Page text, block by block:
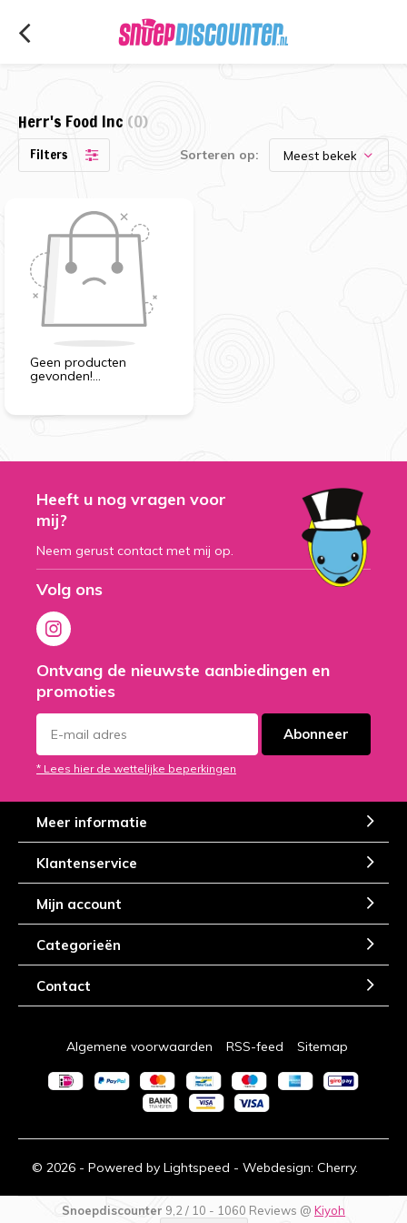
Herr's Food Inc (0)
Filters Sorteren op:
Geen producten
gevonden!...
Heeft u nog vragen voor
mij?
Neem gerust contact met mij op.
Volg ons
Ontvang de nieuwste aanbiedingen en
promoties
Abonneer
* Lees hier de wettelijke beperkingen
Meer informatie
Klantenservice
Mijn account
Categorieën
Contact
© 2026 - Powered by Lightspeed - Webdesign: Cherry.
Algemene voorwaarden RSS-feed Sitemap
Snoepdiscounter 9,2 / 10 - 1060 Reviews @ Kiyoh